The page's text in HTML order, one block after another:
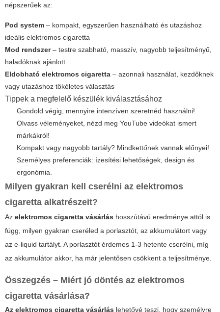
népszerűek az:
Pod system – kompakt, egyszerűen használható és utazáshoz
ideális elektromos cigaretta
Mod rendszer– testre szabható, masszív, nagyobb teljesítményű,
haladóknak ajánlott
Eldobható elektromos cigaretta – azonnali használat, kezdőknek
vagy utazáshoz tökéletes választás
Tippek a megfelelő készülék kiválasztásához
Gondold végig, mennyire intenzíven szeretnéd használni!
Olvass véleményeket, nézd meg YouTube videókat ismert
márkákról!
Kompakt vagy nagyobb tartály? Mindkettőnek vannak előnyei!
Személyes preferenciák: ízesítési lehetőségek, design és
ergonómia.
Milyen gyakran kell cserélni az elektromos
cigaretta alkatrészeit?
Az elektromos cigaretta vásárlás hosszútávú eredménye attól is
függ, milyen gyakran cseréled a porlasztót, az akkumulátort vagy
az e-liquid tartályt. A porlasztót érdemes 1-3 hetente cserélni, míg
az akkumulátor akkor, ha már jelentősen csökkent a teljesítménye.
Összegzés – Miért jó döntés az elektromos
cigaretta vásárlása?
Az elektromos cigaretta vásárlás lehetővé teszi, hogy személyre